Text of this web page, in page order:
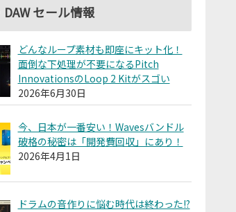
DAW セール情報
どんなループ素材も即座にキット化！
面倒な下処理が不要になるPitch
InnovationsのLoop 2 Kitがスゴい
2026年6月30日
今、日本が一番安い！Wavesバンドル
破格の秘密は「開発費回収」にあり！
2026年4月1日
ドラムの音作りに悩む時代は終わった!?